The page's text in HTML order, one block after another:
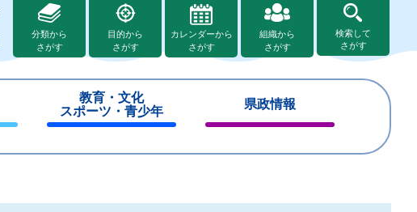
分類から
さがす
目的から
さがす
カレンダーから
さがす
組織から
さがす
検索して
さがす
教育・文化
スポーツ・青少年
じ
県政情報
じ